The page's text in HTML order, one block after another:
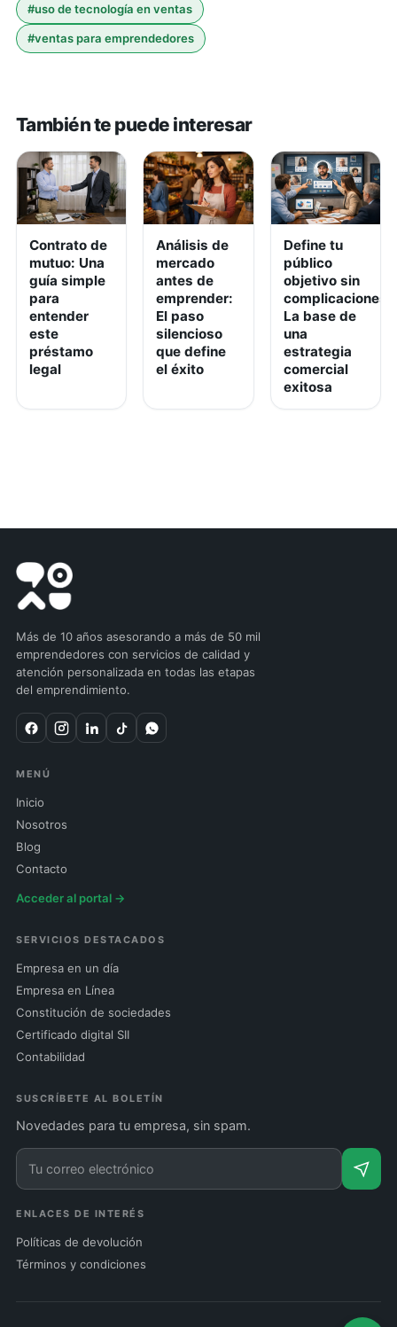
#uso de tecnología en ventas
#ventas para emprendedores
También te puede interesar
Contrato de
mutuo: Una
guía simple
para
entender
este
préstamo
legal
Análisis de
mercado
antes de
emprender:
El paso
silencioso
que define
el éxito
Define tu
público
objetivo sin
complicaciones:
La base de
una
estrategia
comercial
exitosa
Más de 10 años asesorando a más de 50 mil
emprendedores con servicios de calidad y
atención personalizada en todas las etapas
del emprendimiento.
MENÚ
Inicio
Nosotros
Blog
Contacto
Acceder al portal →
SERVICIOS DESTACADOS
Empresa en un día
Empresa en Línea
Constitución de sociedades
Certificado digital SII
Contabilidad
SUSCRÍBETE AL BOLETÍN
Novedades para tu empresa, sin spam.
ENLACES DE INTERÉS
Políticas de devolución
Términos y condiciones